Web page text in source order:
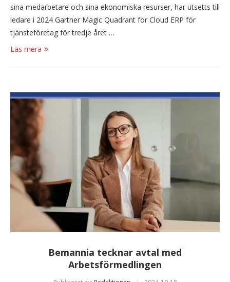
sina medarbetare och sina ekonomiska resurser, har utsetts till
ledare i 2024 Gartner Magic Quadrant för Cloud ERP för
tjänsteföretag för tredje året …
Läs mera
Bemannia tecknar avtal med
Arbetsförmedlingen